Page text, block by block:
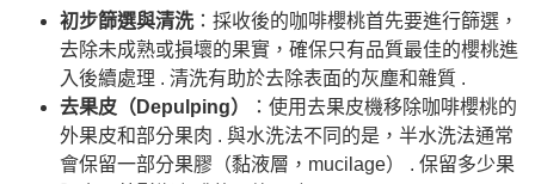
初步篩選與清洗：採收後的咖啡櫻桃首先要進行篩選，
去除未成熟或損壞的果實，確保只有品質最佳的櫻桃進
入後續處理 . 清洗有助於去除表面的灰塵和雜質 .
去果皮（Depulping）
：使用去果皮機移除咖啡櫻桃的
外果皮和部分果肉 . 與水洗法不同的是，半水洗法通常
會保留一部分果膠（黏液層，mucilage） . 保留多少果